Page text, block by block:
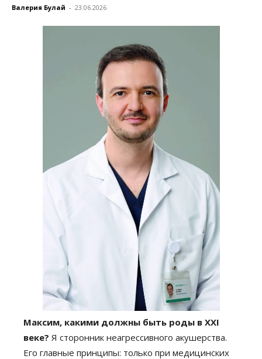
Валерия Булай - 23.06.2026
Максим, какими должны быть роды в XXI
веке? Я сторонник неагрессивного акушерства.
Его главные принципы: только при медицинских